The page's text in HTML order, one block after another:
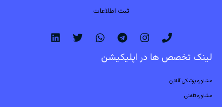
ثبت اطلاعات
لینک تخصص ها در اپلیکیشن
مشاوره پزشکی آنلاین
مشاوره تلفنی